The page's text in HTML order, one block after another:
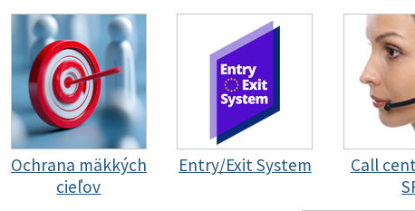
Ochrana mäkkých
cieľov
Entry/Exit System
Call